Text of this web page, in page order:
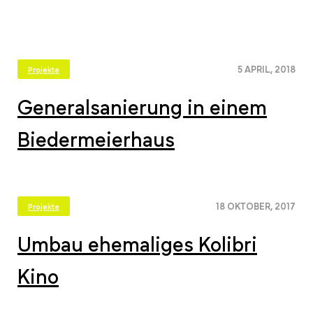
Projekte 5 APRIL, 2018
Generalsanierung in einem
Biedermeierhaus
Projekte 18 OKTOBER, 2017
Umbau ehemaliges Kolibri
Kino